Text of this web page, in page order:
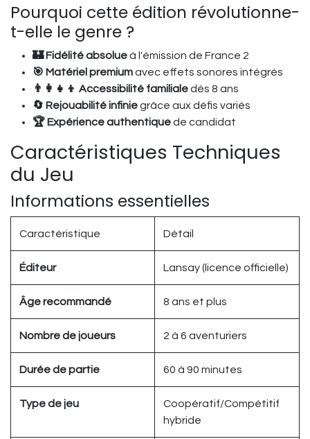
Pourquoi cette édition révolutionne-
t-elle le genre ?
🏰 Fidélité absolueà l'émission de France 2
🎯 Matériel premiumavec effets sonores intégrés
👨‍👩‍👧‍👦 Accessibilité familialedès 8 ans
🔄 Rejouabilité infiniegrâce aux défis variés
🏆 Expérience authentiquede candidat
Caractéristiques Techniques
du Jeu
Informations essentielles
Caractéristique Détail
Éditeur Lansay (licence officielle)
Âge recommandé 8 ans et plus
Nombre de joueurs 2 à 6 aventuriers
Durée de partie 60 à 90 minutes
Type de jeu
Coopératif/Compétitif
hybride